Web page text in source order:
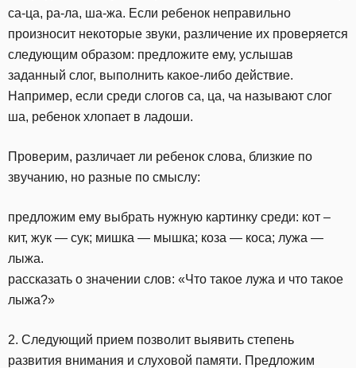
са-ца, ра-ла, ша-жа. Если ребенок неправильно
произносит некоторые звуки, различение их проверяется
следующим образом: предложите ему, услышав
заданный слог, выполнить какое-либо действие.
Например, если среди слогов са, ца, ча называют слог
ша, ребенок хлопает в ладоши.
Проверим, различает ли ребенок слова, близкие по
звучанию, но разные по смыслу:
предложим ему выбрать нужную картинку среди: кот –
кит, жук — сук; мишка — мышка; коза — коса; лужа —
лыжа.
рассказать о значении слов: «Что такое лужа и что такое
лыжа?»
2. Следующий прием позволит выявить степень
развития внимания и слуховой памяти. Предложим